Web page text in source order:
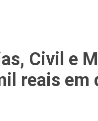
Civil e
reais em